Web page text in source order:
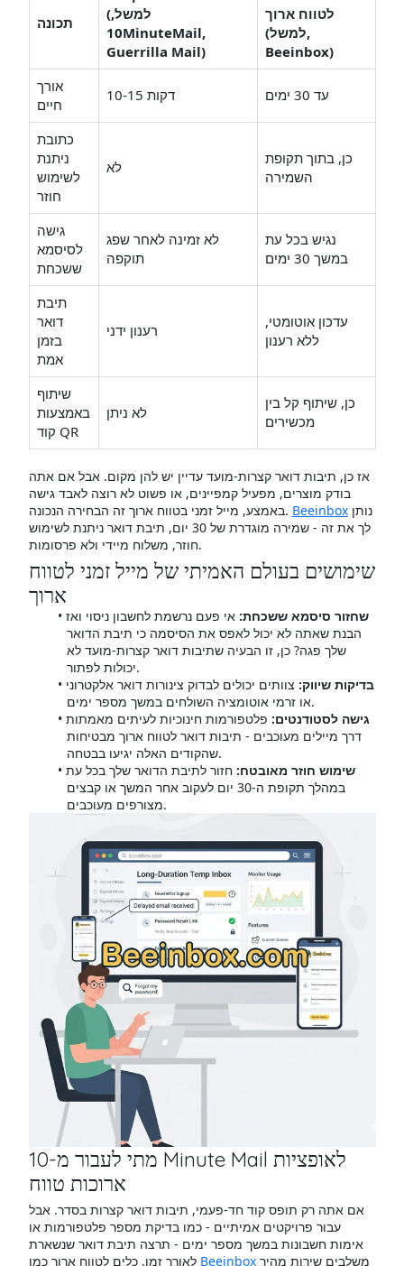
תכונה
(למשל,
10MinuteMail,
Guerrilla Mail)
לטווח ארוך
(למשל,
Beeinbox)
אורך
חיים
10-15 דקות עד 30 ימים
כתובת
ניתנת
לשימוש
חוזר
לא
כן, בתוך תקופת
השמירה
גישה
לסיסמא
ששכחת
לא זמינה לאחר שפג
תוקפה
נגיש בכל עת
במשך 30 ימים
תיבת
דואר
בזמן
אמת
רענון ידני
עדכון אוטומטי,
ללא רענון
שיתוף
באמצעות
קוד QR
לא ניתן
כן, שיתוף קל בין
מכשירים
אז כן, תיבות דואר קצרות-מועד עדיין יש להן מקום. אבל אם אתה
בודק מוצרים, מפעיל קמפיינים, או פשוט לא רוצה לאבד גישה
באמצע, מייל זמני בטווח ארוך זה הבחירה הנכונה. Beeinboxנותן
לך את זה - שמירה מוגדרת של 30 יום, תיבת דואר ניתנת לשימוש
חוזר, משלוח מיידי ולא פרסומות.
שימושים בעולם האמיתי של מייל זמני לטווח
ארוך
שחזור סיסמא ששכחת: אי פעם נרשמת לחשבון ניסוי ואז
הבנת שאתה לא יכול לאפס את הסיסמה כי תיבת הדואר
שלך פגה? כן, זו הבעיה שתיבות דואר קצרות-מועד לא
יכולות לפתור.
בדיקות שיווק: צוותים יכולים לבדוק צינורות דואר אלקטרוני
או זרמי אוטומציה השולחים במשך מספר ימים.
גישה לסטודנטים: פלטפורמות חינוכיות לעיתים מאמתות
דרך מיילים מעוכבים - תיבות דואר לטווח ארוך מבטיחות
שהקודים האלה יגיעו בבטחה.
שימוש חוזר מאובטח: חזור לתיבת הדואר שלך בכל עת
במהלך תקופת ה-30 יום לעקוב אחר המשך או קבצים
מצורפים מעוכבים.
מתי לעבור מ-10 Minute Mail לאופציות
ארוכות טווח
אם אתה רק תופס קוד חד-פעמי, תיבות דואר קצרות בסדר. אבל
עבור פרויקטים אמיתיים - כמו בדיקת מספר פלטפורמות או
אימות חשבונות במשך מספר ימים - תרצה תיבת דואר שנשארת
לאורך זמן. כלים לטווח ארוך כמו Beeinboxמשלבים שירות מהיר